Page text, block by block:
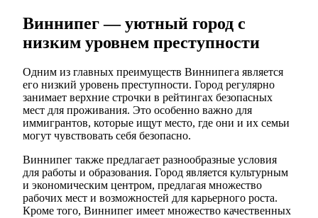
Виннипег — уютный город с
низким уровнем преступности
Одним из главных преимуществ Виннипега является
его низкий уровень преступности. Город регулярно
занимает верхние строчки в рейтингах безопасных
мест для проживания. Это особенно важно для
иммигрантов, которые ищут место, где они и их семьи
могут чувствовать себя безопасно.
Виннипег также предлагает разнообразные условия
для работы и образования. Город является культурным
и экономическим центром, предлагая множество
рабочих мест и возможностей для карьерного роста.
Кроме того, Виннипег имеет множество качественных